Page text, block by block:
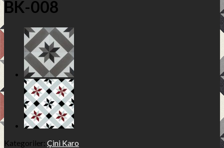
BK-008
Kategoriler: Çini Karo